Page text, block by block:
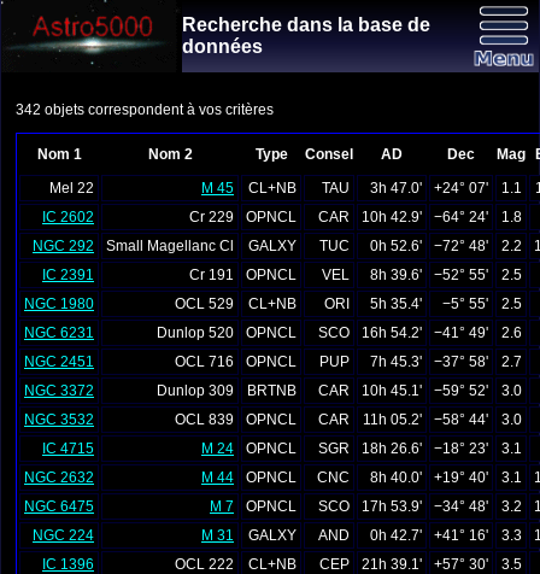
Recherche dans la base de
données
342 objets correspondent à vos critères
Nom 1 Nom 2 Type Consel AD Dec Mag
Mel 22
M 45 CL+NB TAU 3h 47.0' +24° 07' 1.1
IC 2602
Cr 229 OPNCL CAR 10h 42.9' −64° 24'
1.8
NGC 292
Small Magellanc Cl GALXY TUC 0h 52.6' −72° 48' 2.2
IC 2391
Cr 191 OPNCL VEL 8h 39.6' −52° 55'
2.5
NGC 1980
OCL 529 CL+NB ORI 5h 35.4' −5° 55'
2.5
NGC 6231
Dunlop 520 OPNCL SCO 16h 54.2' −41° 49'
2.6
NGC 2451
OCL 716 OPNCL PUP 7h 45.3' −37° 58'
2.7
NGC 3372
Dunlop 309 BRTNB CAR 10h 45.1' −59° 52'
3.0
NGC 3532
OCL 839 OPNCL CAR 11h 05.2' −58° 44'
3.0
IC 4715
M 24 OPNCL SGR 18h 26.6' −18° 23'
3.1
NGC 2632
M 44 OPNCL CNC 8h 40.0' +19° 40' 3.1
NGC 6475
M 7 OPNCL SCO 17h 53.9' −34° 48' 3.2
NGC 224
M 31 GALXY AND 0h 42.7' +41° 16' 3.3
IC 1396
OCL 222 CL+NB CEP 21h 39.1' +57° 30'
3.5